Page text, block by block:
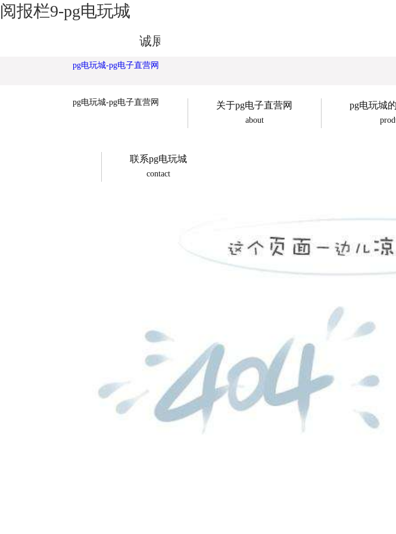
阅报栏9-pg电玩城
诚展广告欢迎您
pg电玩城-pg电子直营网
pg电玩城-pg电子直营网 关于pg电子直营网
about
pg电玩城
联系pg电玩城
contact